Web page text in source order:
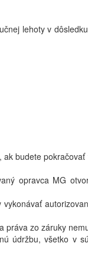
lehoty v
budete
opravca MG
práva zo záruky
údržbu, všetko v